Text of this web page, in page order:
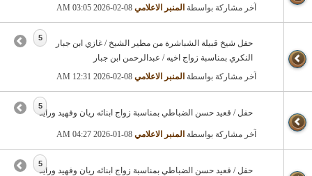
آخر مشاركة بواسطة المنبر الاعلامي 03:05 AM
حفل شيخ قبيلة الشباشرة من مطير الشيخ / غازي ابن جبار
النكري بمناسبة زواج اخيه / عبدالرحمن ابن جبار
آخر مشاركة بواسطة المنبر الاعلامي 12:31 AM
5
حفل / قعيد حسن الضباطي بمناسبة زواج ابنائه ريان وفهيد ورايد
آخر مشاركة بواسطة المنبر الاعلامي 04:27 AM
5
حفل / قعيد حسن الضباطي بمناسبة زواج ابنائه ريان وفهيد ورايد
5